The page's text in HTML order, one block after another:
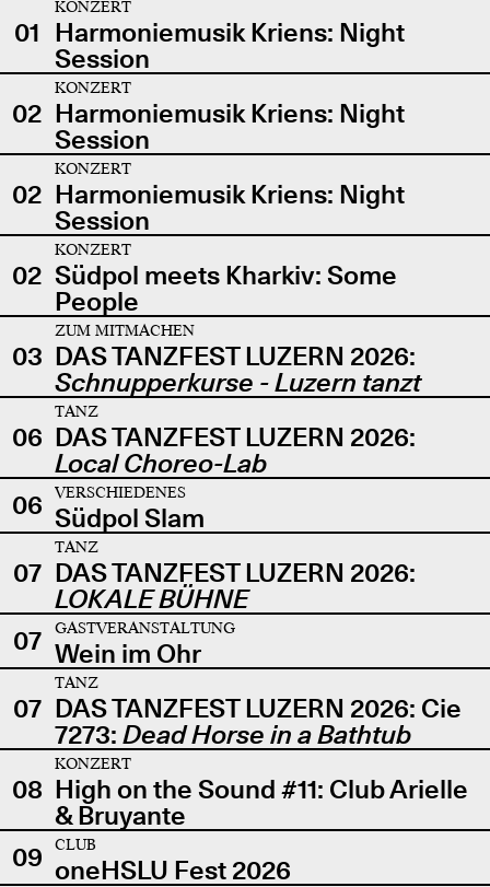
01
KONZERT
Harmoniemusik Kriens: Night
Session
02
KONZERT
Harmoniemusik Kriens: Night
Session
02
KONZERT
Harmoniemusik Kriens: Night
Session
02
KONZERT
Südpol meets Kharkiv: Some
People
03
ZUM MITMACHEN
DAS TANZFEST LUZERN 2026:
Schnupperkurse - Luzern tanzt
06
TANZ
DAS TANZFEST LUZERN 2026:
Local Choreo-Lab
06
VERSCHIEDENES
Südpol Slam
07
TANZ
DAS TANZFEST LUZERN 2026:
LOKALE BÜHNE
07
GASTVERANSTALTUNG
Wein im Ohr
07
TANZ
DAS TANZFEST LUZERN 2026: Cie
7273: Dead Horse in a Bathtub
08
KONZERT
High on the Sound #11: Club Arielle
& Bruyante
09
CLUB
oneHSLU Fest 2026